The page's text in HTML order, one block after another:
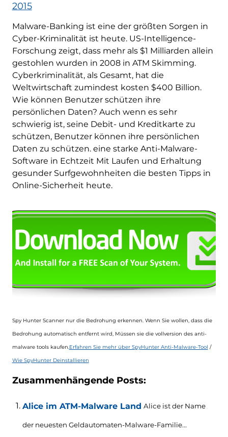
2015
Malware-Banking ist eine der größten Sorgen in
Cyber-Kriminalität ist heute. US-Intelligence-
Forschung zeigt, dass mehr als $1 Milliarden allein
gestohlen wurden in 2008 in ATM Skimming.
Cyberkriminalität, als Gesamt, hat die
Weltwirtschaft zumindest kosten $400 Billion.
Wie können Benutzer schützen ihre
persönlichen Daten? Auch wenn es sehr
schwierig ist, seine Debit- und Kreditkarte zu
schützen, Benutzer können ihre persönlichen
Daten zu schützen. eine starke Anti-Malware-
Software in Echtzeit Mit Laufen und Erhaltung
gesunder Surfgewohnheiten die besten Tipps in
Online-Sicherheit heute.
Spy Hunter Scanner nur die Bedrohung erkennen. Wenn Sie wollen, dass die
Bedrohung automatisch entfernt wird, Müssen sie die vollversion des anti-
malware tools kaufen.Erfahren Sie mehr über SpyHunter Anti-Malware-Tool /
Wie SpyHunter Deinstallieren
Zusammenhängende Posts:
Alice im ATM-Malware Land Alice ist der Name
der neuesten Geldautomaten-Malware-Familie...